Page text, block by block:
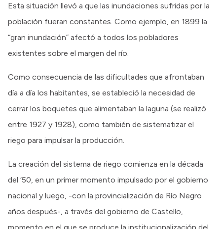
Esta situación llevó a que las inundaciones sufridas por la
población fueran constantes. Como ejemplo, en 1899 la
“gran inundación” afectó a todos los pobladores
existentes sobre el margen del río.
Como consecuencia de las dificultades que afrontaban
día a día los habitantes, se estableció la necesidad de
cerrar los boquetes que alimentaban la laguna (se realizó
entre 1927 y 1928), como también de sistematizar el
riego para impulsar la producción.
La creación del sistema de riego comienza en la década
del ‘50, en un primer momento impulsado por el gobierno
nacional y luego, -con la provincialización de Río Negro
años después-, a través del gobierno de Castello,